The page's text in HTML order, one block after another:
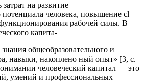
на развитие
потенциала человека, повышение cl
рабочей силы. В
капита-
общеобразовательного и
навыки, накоплено ный опыт» [3, с.
человеческий капитал — это
умений и профессиональных